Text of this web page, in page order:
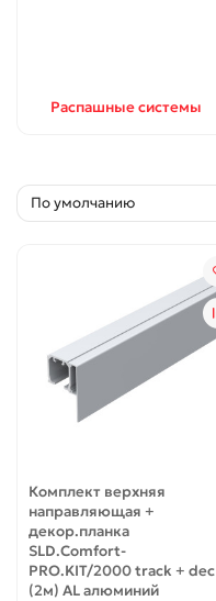
Распашные системы
Комплект верхняя
направляющая +
декор.планка
SLD.Comfort-
PRO.KIT/2000 track + dec
(2м) AL алюминий